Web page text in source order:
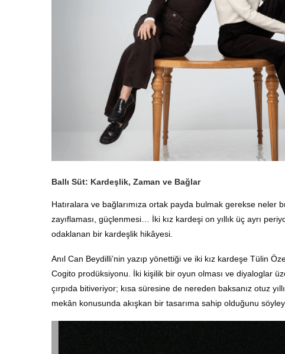
Ballı Süt: Kardeşlik, Zaman ve Bağlar
Hatıralara ve bağlarımıza ortak payda bulmak gerekse neler
zayıflaması, güçlenmesi… İki kız kardeşi on yıllık üç ayrı
odaklanan bir kardeşlik hikâyesi.
Anıl Can Beydilli’nin yazıp yönettiği ve iki kız kardeşe Tülin
Cogito prodüksiyonu. İki kişilik bir oyun olması ve diyaloglar
çırpıda bitiveriyor; kısa süresine de nereden baksanız otuz
mekân konusunda akışkan bir tasarıma sahip olduğunu